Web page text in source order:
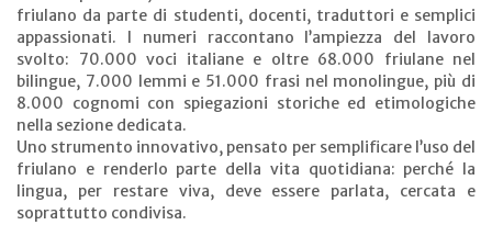
friulano da parte di studenti, docenti, traduttori e semplici
appassionati. I numeri raccontano l’ampiezza del lavoro
svolto: 70.000 voci italiane e oltre 68.000 friulane nel
bilingue, 7.000 lemmi e 51.000 frasi nel monolingue, più di
8.000 cognomi con spiegazioni storiche ed etimologiche
nella sezione dedicata.
Uno strumento innovativo, pensato per semplificare l’uso del
friulano e renderlo parte della vita quotidiana: perché la
lingua, per restare viva, deve essere parlata, cercata e
soprattutto condivisa.